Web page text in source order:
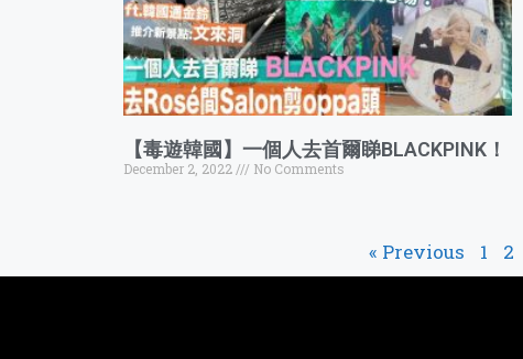
【毒遊韓國】一個人去首爾睇BLACKPINK！
December 2, 2022 No Comments
« Previous 1 2